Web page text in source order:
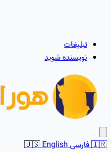
تبلیغات
نویسنده شوید
🇮🇷فارسی 🇺🇸English